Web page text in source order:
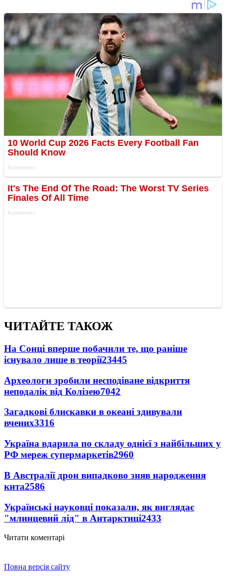
ЧИТАЙТЕ ТАКОЖ
На Сонці вперше побачили те, що раніше
існувало лише в теорії23445
Археологи зробили несподіване відкриття
неподалік від Колізею7042
Загадкові блискавки в океані здивували
вчених3316
Україна вдарила по складу однієї з найбільших у
РФ мереж супермаркетів2960
В Австралії дрон випадково зняв народження
кита2586
Українські науковці показали, як виглядає
"млинцевий лід" в Антарктиці2433
Читати коментарі
Повна версія сайту